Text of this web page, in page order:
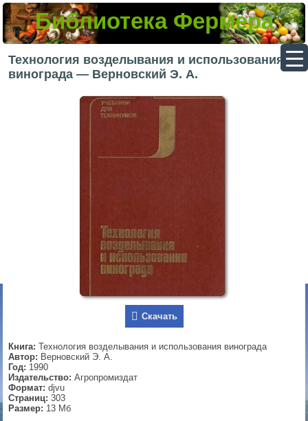
Библиотека Фермера
Технология возделывания и использования
винограда — Верновский Э. А.
Скачать
Книга: Технология возделывания и использования винограда
Автор: Верновский Э. А.
Год: 1990
Издательство: Агропромиздат
Формат: djvu
Страниц: 303
Размер: 13 Мб
▼